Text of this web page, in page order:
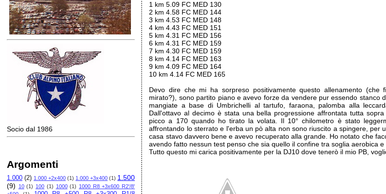
Socio dal 1986
Argomenti
1.000 (2) 1.000 +2x400 (1) 1.000 +3x400 (1) 1.500
(9)
10 (1) 100 (1) 1000 (1) 1000 R8 +3x600 R2'/8'
1 km 5.09 FC MED 130
2 km 4.58 FC MED 144
3 km 4.53 FC MED 148
4 km 4.43 FC MED 151
5 km 4.31 FC MED 156
6 km 4.31 FC MED 159
7 km 4.30 FC MED 159
8 km 4.14 FC MED 163
9 km 4.09 FC MED 164
10 km 4.14 FC MED 165
Devo dire che mi ha sorpreso positivamente questo allenamento (che
mirato?), sono partito piano e avevo forze da vendere pur essendo stanco
mangiate a base di Umbrichelli al tartufo, faraona, palomba alla
Dall'ottavo al decimo è stata una bella progressione affrontata tutta
picco a 170 quando ho tirato la volata. Il 10° chilometro è stato
affrontando lo sterrato e l'erba un pò alta non sono riuscito a spingere, per
casa stavo davvero bene e avevo recuperato alla grande. Ho notato che
avendo fatto nessun test penso che sia quello il confine tra soglia aerobica e
Tutto questo mi carica positivamente per la DJ10 dove tenerò il mio PB,